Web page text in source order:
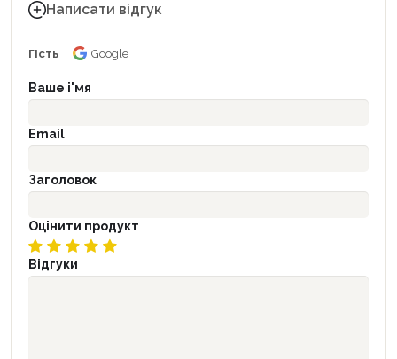
Написати відгук
Гість Google
Ваше і'мя
Email
Заголовок
Оцінити продукт
Відгуки